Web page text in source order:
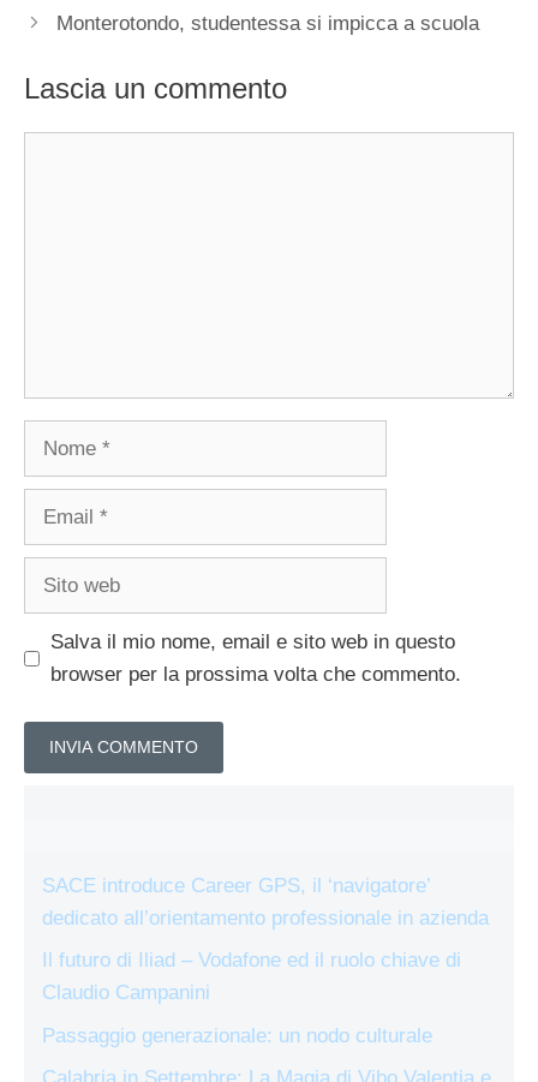
Monterotondo, studentessa si impicca a scuola
Lascia un commento
Nome
Email
Sito
Salva il mio nome, email e sito web in questo
browser per la prossima volta che commento.
SACE introduce Career GPS, il ‘navigatore’
dedicato all’orientamento professionale in azienda
Il futuro di Iliad – Vodafone ed il ruolo chiave di
Claudio Campanini
Passaggio generazionale: un nodo culturale